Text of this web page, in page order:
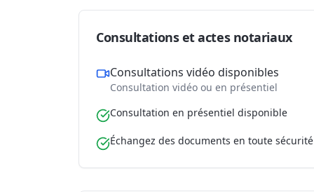
Consultations et actes notariaux
Consultations vidéo disponibles
Consultation vidéo ou en présentiel
Consultation en présentiel disponible
Échangez des documents en toute sécurité